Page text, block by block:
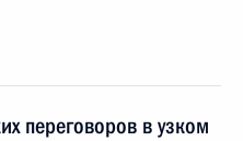
переговоров в узком